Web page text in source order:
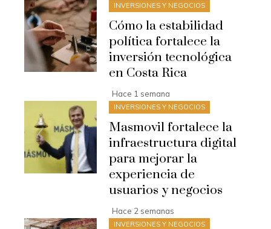
INVERSIONES Y NEGOCIOS
Cómo la estabilidad
política fortalece la
inversión tecnológica
en Costa Rica
Hace 1 semana
INVERSIONES Y NEGOCIOS
Masmovil fortalece la
infraestructura digital
para mejorar la
experiencia de
usuarios y negocios
Hace 2 semanas
INVERSIONES Y NEGOCIOS